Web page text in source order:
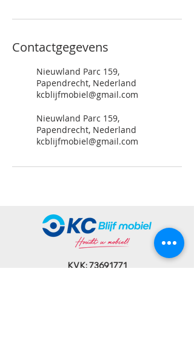
Contactgegevens
Nieuwland Parc 159,
Papendrecht, Nederland
kcblijfmobiel@gmail.com
Nieuwland Parc 159,
Papendrecht, Nederland
kcblijfmobiel@gmail.com
KVK:73691771